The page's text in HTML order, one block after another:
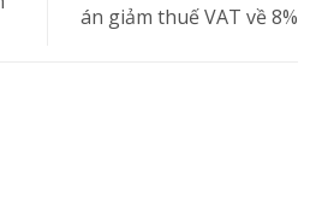
án giảm thuế VAT về 8%